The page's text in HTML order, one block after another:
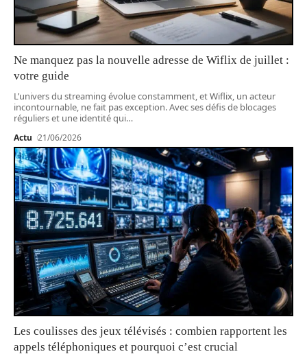
Ne manquez pas la nouvelle adresse de Wiflix de juillet :
votre guide
L’univers du streaming évolue constamment, et Wiflix, un acteur
incontournable, ne fait pas exception. Avec ses défis de blocages
réguliers et une identité qui…
Actu 21/06/2026
Les coulisses des jeux télévisés : combien rapportent les
appels téléphoniques et pourquoi c’est crucial